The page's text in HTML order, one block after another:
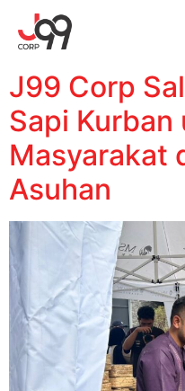
J99 Corp
Sapi Kurban
Masyarakat
Asuhan